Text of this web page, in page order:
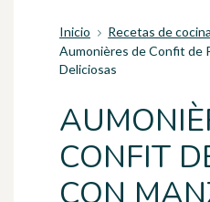
Inicio Recetas de cocina
Aumonières de Confit de
Deliciosas
CONFIT
CON